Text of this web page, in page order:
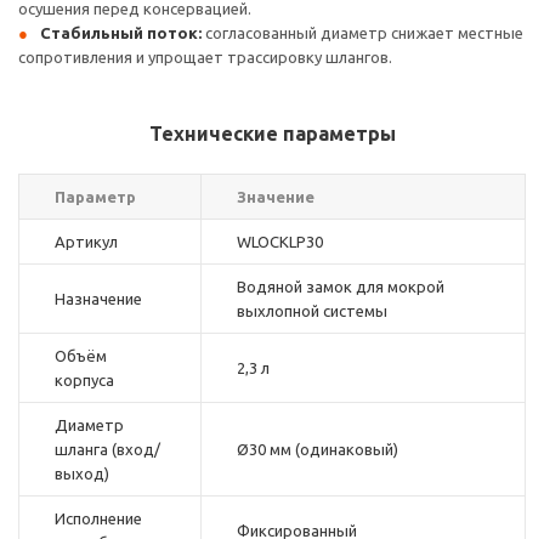
осушения перед консервацией.
Стабильный поток: согласованный диаметр снижает местные
сопротивления и упрощает трассировку шлангов.
Технические параметры
Параметр Значение
Артикул WLOCKLP30
Назначение
Водяной замок для мокрой
выхлопной системы
Объём
корпуса
2,3 л
Диаметр
шланга (вход/
выход)
Ø30 мм (одинаковый)
Исполнение
Фиксированный